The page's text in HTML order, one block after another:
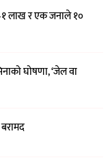
लाख र एक जनाले १०
घोषणा, ‘जेल वा